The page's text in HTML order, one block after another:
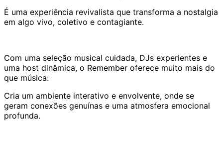
É uma experiência revivalista que transforma a nostalgia
em algo vivo, coletivo e contagiante.
Com uma seleção musical cuidada, DJs experientes e
uma host dinâmica, o Remember oferece muito mais do
que música:
Cria um ambiente interativo e envolvente, onde se
geram conexões genuínas e uma atmosfera emocional
profunda.